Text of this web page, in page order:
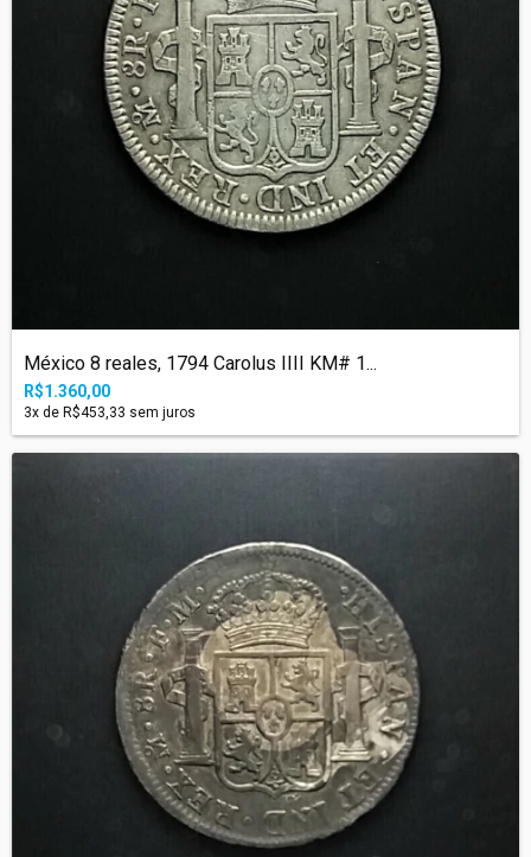
México 8 reales, 1794 Carolus IIII KM# 1...
R$1.360,00
3x de R$453,33 sem juros